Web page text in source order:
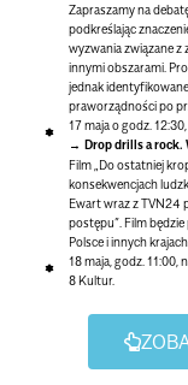
Zapraszamy na
podkreślając
wyzwania związane z
innymi obszarami.
jednak
praworządności po
17 maja o godz. 12:30,
Drop drills a rock.
Film „Do ostatniej
konsekwencjach
Ewart wraz z TVN24
postępu”. Film
Polsce i innych
18 maja, godz. 11:00 ,
8 Kultur.